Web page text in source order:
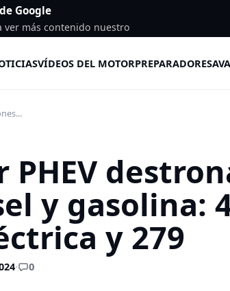
Google
más contenido nuestro
VÍDEOS DEL MOTORPREPARADORES
PHEV
y gasolina:
y 279
· 0